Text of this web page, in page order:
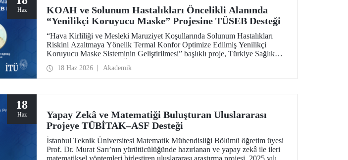
Haz
KOAH ve Solunum Hastalıkları Öncelikli Alanında
“Yenilikçi Koruyucu Maske” Projesine TÜSEB Desteği
“Hava Kirliliği ve Mesleki Maruziyet Koşullarında Solunum Hastalıkları
Riskini Azaltmaya Yönelik Termal Konfor Optimize Edilmiş Yenilikçi
Koruyucu Maske Sisteminin Geliştirilmesi” başlıklı proje, Türkiye Sağlık
Destek Programı kapsamında desteklenmeye hak kazandı.
18 Haz 2026 Akademik
18
Haz
Yapay Zekâ ve Matematiği Buluşturan Uluslararası
Projeye TÜBİTAK–ASF Desteği
İstanbul Teknik Üniversitesi Matematik Mühendisliği Bölümü öğretim üyesi
Prof. Dr. Murat Sarı’nın yürütücülüğünde hazırlanan ve yapay zekâ ile ileri
matematiksel yöntemleri birleştiren uluslararası araştırma projesi, 2025 yılı